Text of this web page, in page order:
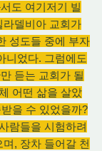
도 여기저기 빌
라델비아 교회가
성도들 중에 부자
니었다. 그럼에도
듣는 교회가 될
어떤 삶을 살았
을 수 있었을까?
람들을 시험하려
, 장차 들어갈 천